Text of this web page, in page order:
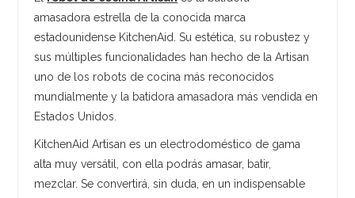
amasadora estrella de la conocida marca
estadounidense KitchenAid. Su estética, su robustez y
sus múltiples funcionalidades han hecho de la Artisan
uno de los robots de cocina más reconocidos
mundialmente y la batidora amasadora más vendida en
Estados Unidos.
KitchenAid Artisan es un electrodoméstico de gama
alta muy versátil, con ella podrás amasar, batir,
mezclar. Se convertirá, sin duda, en un indispensable